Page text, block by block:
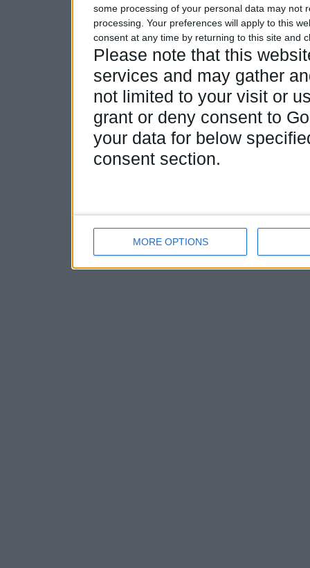
some processing of your personal data may not
processing. Your preferences will apply to this
consent at any time by returning to this site and
Please note that this
services and may gather
not limited to your visit or
grant or deny consent to
your data for below
consent section.
MORE OPTIONS